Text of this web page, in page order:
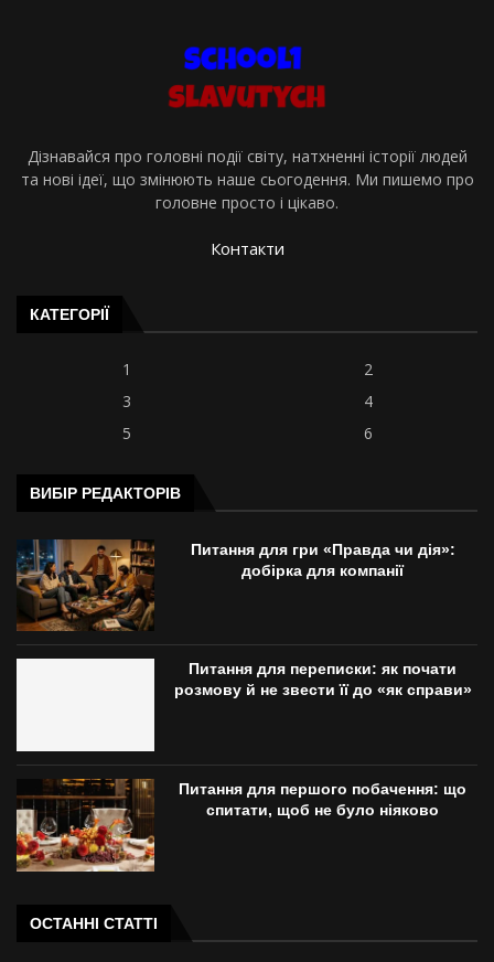
Дізнавайся про головні події світу, натхненні історії людей
та нові ідеї, що змінюють наше сьогодення. Ми пишемо про
головне просто і цікаво.
Контакти
КАТЕГОРІЇ
1
2
3
4
5
6
ВИБІР РЕДАКТОРІВ
Питання для гри «Правда чи дія»:
добірка для компанії
Питання для переписки: як почати
розмову й не звести її до «як справи»
Питання для першого побачення: що
спитати, щоб не було ніяково
ОСТАННІ СТАТТІ